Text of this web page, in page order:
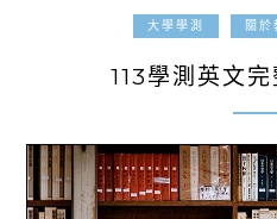
大學學測 關於
113學測英文